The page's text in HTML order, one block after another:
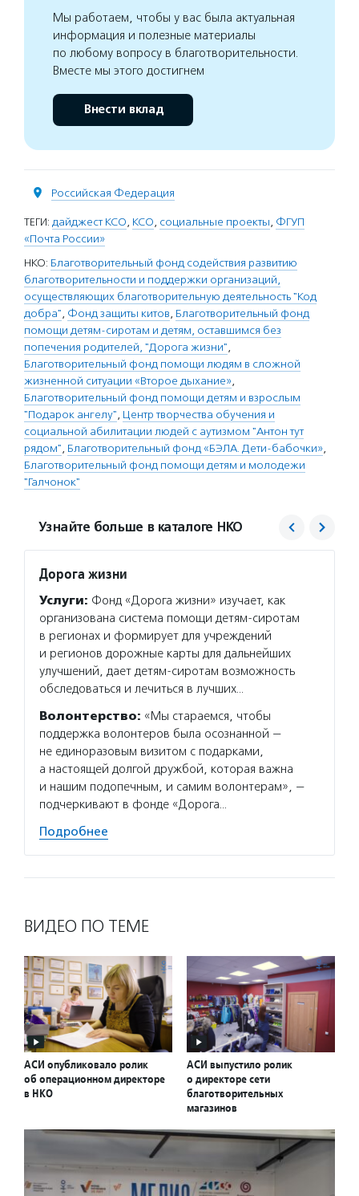
Мы работаем, чтобы у вас была актуальная
информация и полезные материалы
по любому вопросу в благотворительности.
Вместе мы этого достигнем
Внести вклад
Российская Федерация
ТЕГИ: дайджест КСО, КСО, социальные проекты, ФГУП
«Почта России»
НКО: Благотворительный фонд содействия развитию
благотворительности и поддержки организаций,
осуществляющих благотворительную деятельность "Код
добра", Фонд защиты китов, Благотворительный фонд
помощи детям-сиротам и детям, оставшимся без
попечения родителей, "Дорога жизни",
Благотворительный фонд помощи людям в сложной
жизненной ситуации «Второе дыхание»,
Благотворительный фонд помощи детям и взрослым
"Подарок ангелу", Центр творчества обучения и
социальной абилитации людей с аутизмом "Антон тут
рядом", Благотворительный фонд «БЭЛА. Дети-бабочки»,
Благотворительный фонд помощи детям и молодежи
"Галчонок"
Узнайте больше в каталоге НКО
Дорога жизни
Услуги: Фонд «Дорога жизни» изучает, как
организована система помощи детям-сиротам
в регионах и формирует для учреждений
и регионов дорожные карты для дальнейших
улучшений, дает детям-сиротам возможность
обследоваться и лечиться в лучших…
Волонтерство: «Мы стараемся, чтобы
поддержка волонтеров была осознанной —
не единоразовым визитом с подарками,
а настоящей долгой дружбой, которая важна
и нашим подопечным, и самим волонтерам», —
подчеркивают в фонде «Дорога…
Подробнее
ВИДЕО ПО ТЕМЕ
АСИ опубликовало ролик
об операционном директоре
в НКО
АСИ выпустило ролик
о директоре сети
благотворительных
магазинов